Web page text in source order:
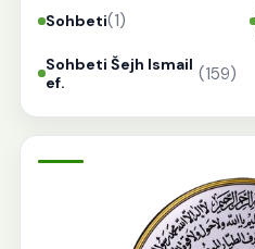
Sohbeti(1)
Sohbeti Šejh Ismail
ef.
(159)